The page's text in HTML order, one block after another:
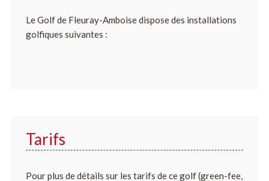
Le Golf de Fleuray-Amboise dispose des installations
golfiques suivantes :
Tarifs
Pour plus de détails sur les tarifs de ce golf (green-fee,